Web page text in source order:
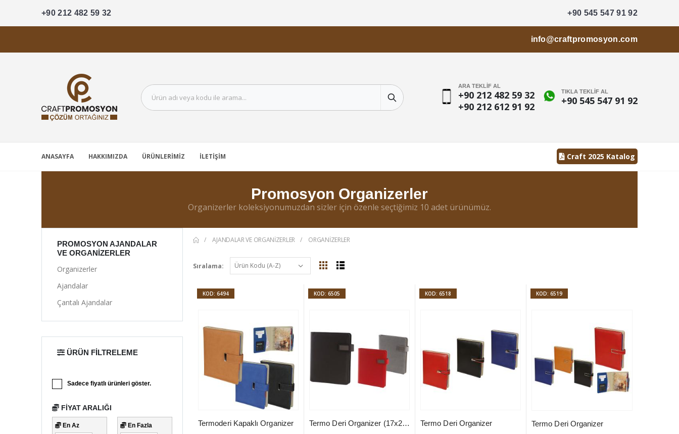
+90 212 482 59 32 +90 545 547 91 92
info@craftpromosyon.com
ARA TEKLİF AL
+90 212 482 59 32
+90 212 612 91 92
TIKLA TEKLİF AL
+90 545 547 91 92
ANASAYFA HAKKIMIZDA ÜRÜNLERIMIZ İLETIŞIM Craft 2025 Katalog
Promosyon Organizerler
Organizerler koleksiyonumuzdan sizler için özenle seçtiğimiz 10 adet ürünümüz.
PROMOSYON AJANDALAR
VE ORGANIZERLER
Organizerler
Ajandalar
Çantalı Ajandalar
ÜRÜN FILTRELEME
Sadece fiyatlı ürünleri göster.
FIYAT ARALIĞI
En Az En Fazla
AJANDALAR VE ORGANIZERLER ORGANIZERLER
Sıralama:
KOD: 6494
Termoderi Kapaklı Organizer
KOD: 6505
Termo Deri Organizer (17x21 cm)
KOD: 6518
Termo Deri Organizer
KOD: 6519
Termo Deri Organizer